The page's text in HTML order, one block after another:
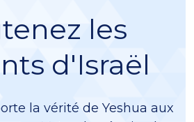
les
d'Israël
la vérité de Yeshua aux